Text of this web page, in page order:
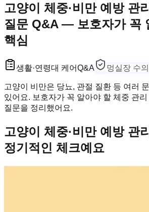
고양이 체중·비만 예방 관
질문 Q&A — 보호자가 꼭
핵심
생활·연령대 케어Q&A 멍실장 수
고양이 비만은 당뇨, 관절 질환 등 여러
있어요. 보호자가 꼭 알아야 할 체중 관
질문을 정리했어요.
고양이 체중·비만 예방 관
정기적인 체크예요